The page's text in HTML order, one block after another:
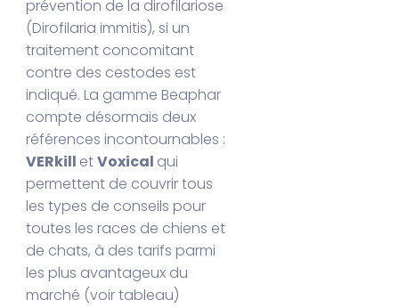
prévention de la dirofilariose
(Dirofilaria immitis), si un
traitement concomitant
contre des cestodes est
indiqué. La gamme Beaphar
compte désormais deux
références incontournables :
VERkill etVoxical qui
permettent de couvrir tous
les types de conseils pour
toutes les races de chiens et
de chats, à des tarifs parmi
les plus avantageux du
marché (voir tableau)